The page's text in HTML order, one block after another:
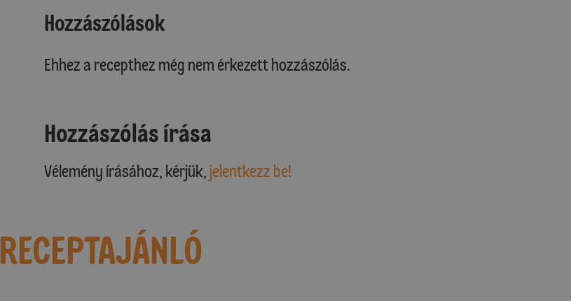
Hozzászólások
Ehhez a recepthez még nem érkezett hozzászólás.
Hozzászólás írása
Vélemény írásához, kérjük, jelentkezz be!
RECEPTAJÁNLÓ